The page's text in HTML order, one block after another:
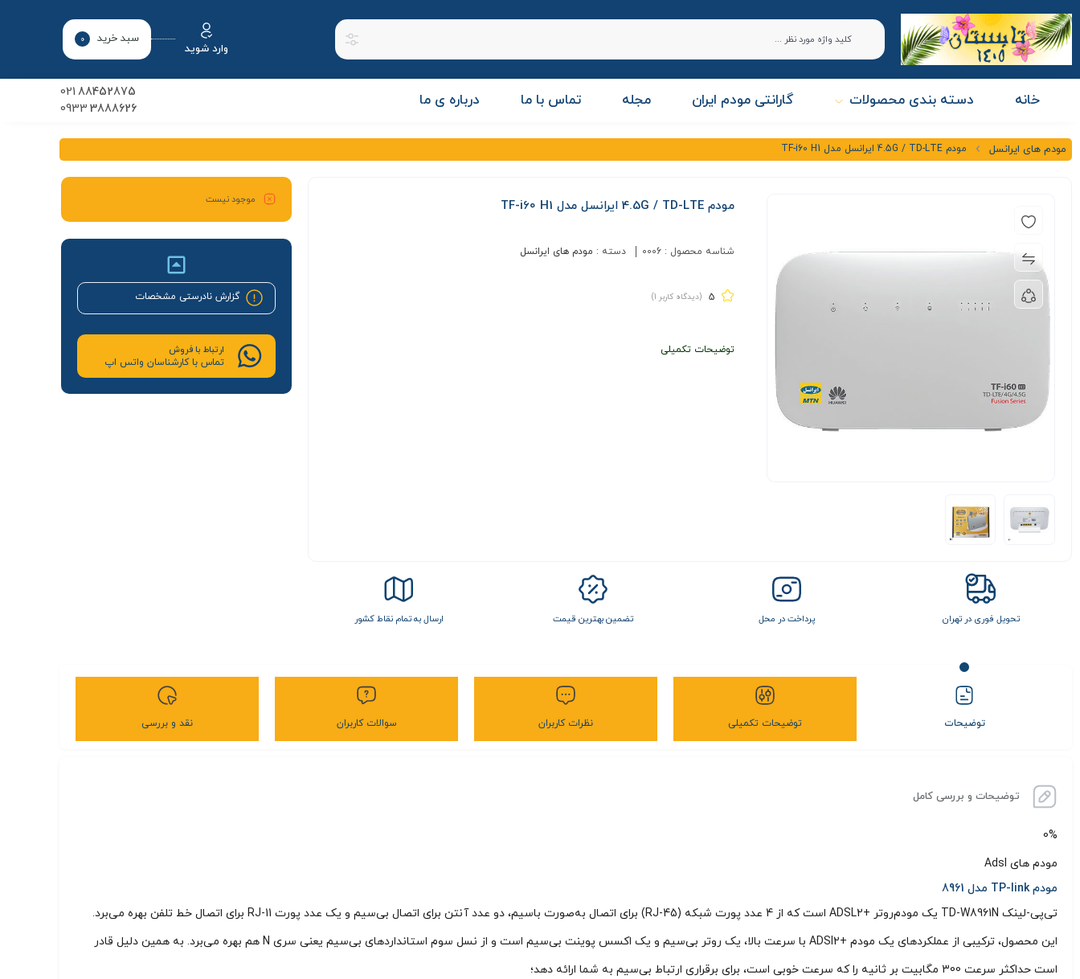
وارد شوید
سبد خرید 0
خانه دسته بندی محصولات گارانتی مودم ایران مجله تماس با ما درباره ی ما 88452875
021
3888626
0933
مودم های ایرانسل مودم 4.5G / TD-LTE ایرانسل مدل TF-i60 H1
مودم 4.5G / TD-LTE ایرانسل مدل TF-i60 H1
شناسه محصول : 0006 دسته : مودم های ایرانسل
5 (دیدگاه کاربر 1
)
توضیحات تکمیلی
تحویل فوری در تهران پرداخت در محل تضمین بهترین قیمت ارسال به تمام نقاط کشور
موجود نیست
گزارش نادرستی مشخصات
ارتباط با فروش
تماس با کارشناسان واتس اپ
توضیحات توضیحات تکمیلی نظرات کاربران سوالات کاربران نقد و بررسی
توضیحات و بررسی کامل
0%
مودم های Adsl
مودم TP-link مدل 8961
تی‌پی-لینک TD-W8961N یک مودم‌روتر +ADSL2 است که از 4 عدد پورت شبکه (RJ-45) برای اتصال به‌صورت باسیم، دو عدد آنتن برای اتصال بی‌سیم و یک عدد پورت RJ-11 برای اتصال خط تلفن بهره می‌برد.
این محصول، ترکیبی از عملکردهای یک مودم +ADSl2 با سرعت بالا، یک روتر بی‌سیم و یک اکسس پوینت بی‌سیم است و از نسل سوم استانداردهای بی‌سیم یعنی سری N هم بهره می‌برد. به همین دلیل قادر
است حداکثر سرعت 300 مگابیت بر ثانیه را که سرعت خوبی است، برای برقراری ارتباط بی‌سیم به شما ارائه دهد؛